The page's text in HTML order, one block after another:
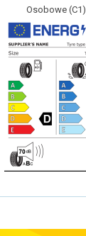
Osobowe (C1)